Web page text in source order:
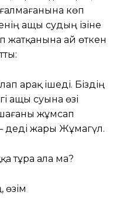
көп
ащы судың ізіне
жатқанына ай өткен
арақ ішеді. Біздің
ащы суына өзі
жұмсап
жары Жұмагүл.
тұра ала ма?
өзім